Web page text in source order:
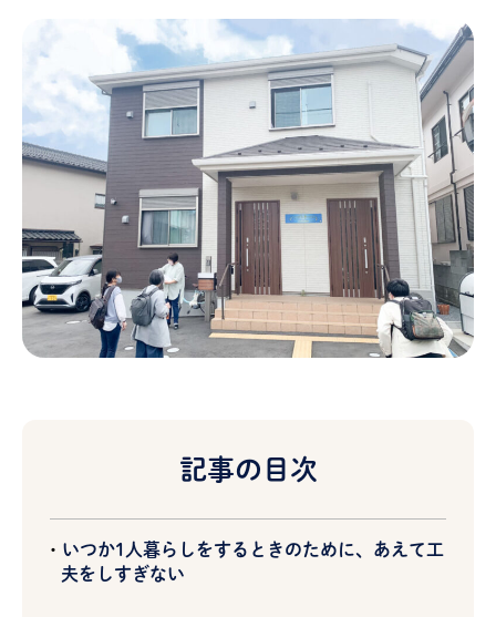
記事の目次
いつか1人暮らしをするときのために、あえて工
夫をしすぎない